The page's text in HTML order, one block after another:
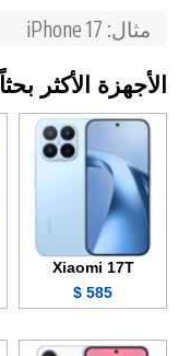
الأجهزة الأكثر بحثاً
Xiaomi 17T
585 $